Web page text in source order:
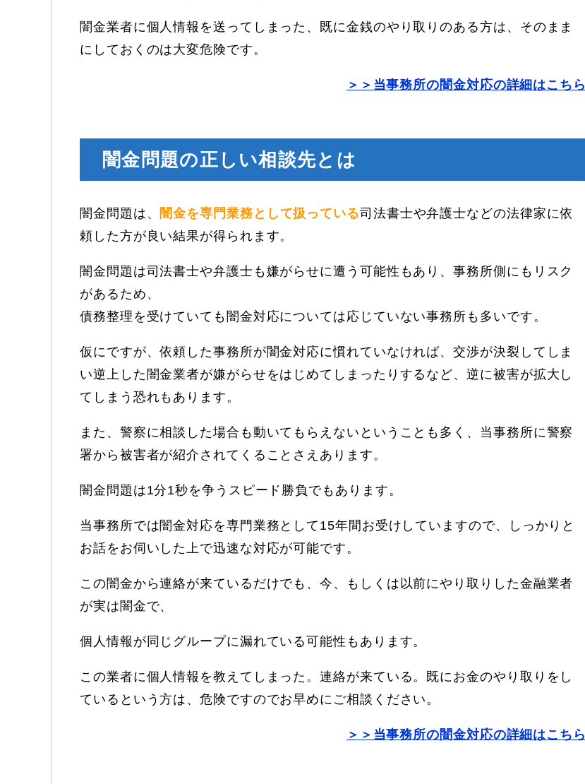
闇金業者に個人情報を送ってしまった、既に金銭のやり取りのある方は、そのまま
にしておくのは大変危険です。
＞＞当事務所の闇金対応の詳細はこちら
闇金問題の正しい相談先とは
闇金問題は、 闇金を専門業務として扱っている司法書士や弁護士などの法律家に依
頼した方が良い結果が得られます。
闇金問題は司法書士や弁護士も嫌がらせに遭う可能性もあり、事務所側にもリスク
があるため、
債務整理を受けていても闇金対応については応じていない事務所も多いです。
仮にですが、依頼した事務所が闇金対応に慣れていなければ、交渉が決裂してしま
い逆上した闇金業者が嫌がらせをはじめてしまったりするなど、逆に被害が拡大し
てしまう恐れもあります。
また、警察に相談した場合も動いてもらえないということも多く、当事務所に警察
署から被害者が紹介されてくることさえあります。
闇金問題は1分1秒を争うスピード勝負でもあります。
当事務所では闇金対応を専門業務として15年間お受けしていますので、しっかりと
お話をお伺いした上で迅速な対応が可能です。
この闇金から連絡が来ているだけでも、今、もしくは以前にやり取りした金融業者
が実は闇金で、
個人情報が同じグループに漏れている可能性もあります。
この業者に個人情報を教えてしまった。連絡が来ている。既にお金のやり取りをし
ているという方は、危険ですのでお早めにご相談ください。
＞＞当事務所の闇金対応の詳細はこちら